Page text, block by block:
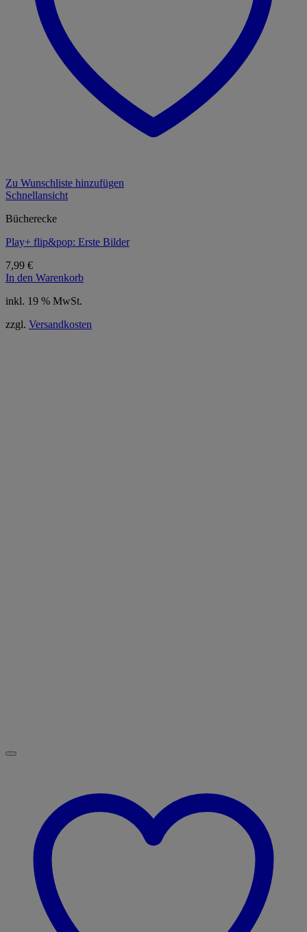
Zu Wunschliste hinzufügen
Schnellansicht
Bücherecke
Play+ flip&pop: Erste Bilder
7,99 €
In den Warenkorb
inkl. 19 % MwSt.
zzgl. Versandkosten